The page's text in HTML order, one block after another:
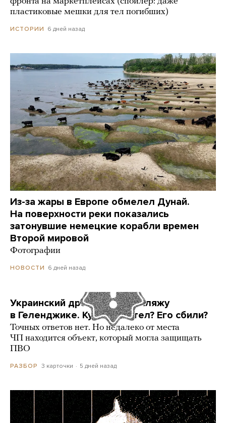
пластиковые мешки для тел погибших)
ИСТОРИИ 6 дней назад
Из-за жары в Европе обмелел Дунай.
На поверхности реки показались
затонувшие немецкие корабли времен
Второй мировой
Фотографии
НОВОСТИ 6 дней назад
Украинский дрон попал по пляжу
в Геленджике. Куда он летел? Его сбили?
Точных ответов нет. Но недалеко от места
ЧП находится объект, который могла защищать
ПВО
РАЗБОР 3 карточки 5 дней назад